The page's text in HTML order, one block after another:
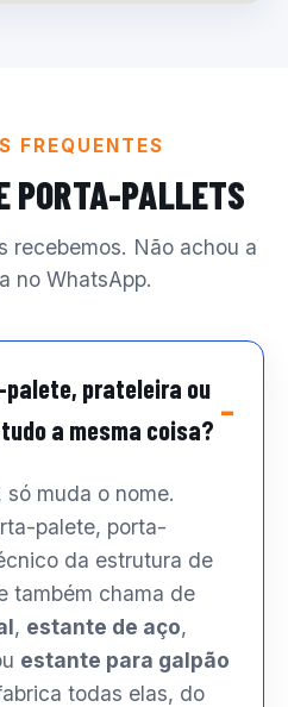
FREQUENTES
PORTA-PALLETS
recebemos. Não achou a
no WhatsApp.
prateleira ou
a mesma coisa?
só muda o nome.
palete, porta-
da estrutura de
também chama de
, estante de aço,
estante para galpão
todas elas, do